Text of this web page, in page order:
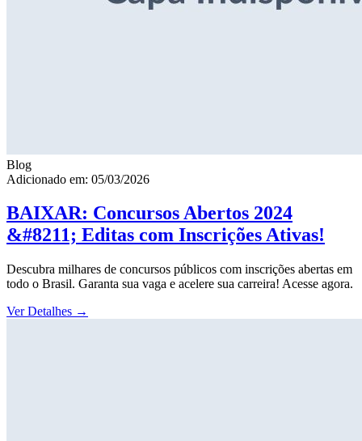
Blog
Adicionado em: 05/03/2026
BAIXAR: Concursos Abertos 2024
&#8211; Editas com Inscrições Ativas!
Descubra milhares de concursos públicos com inscrições abertas em
todo o Brasil. Garanta sua vaga e acelere sua carreira! Acesse agora.
Ver Detalhes →